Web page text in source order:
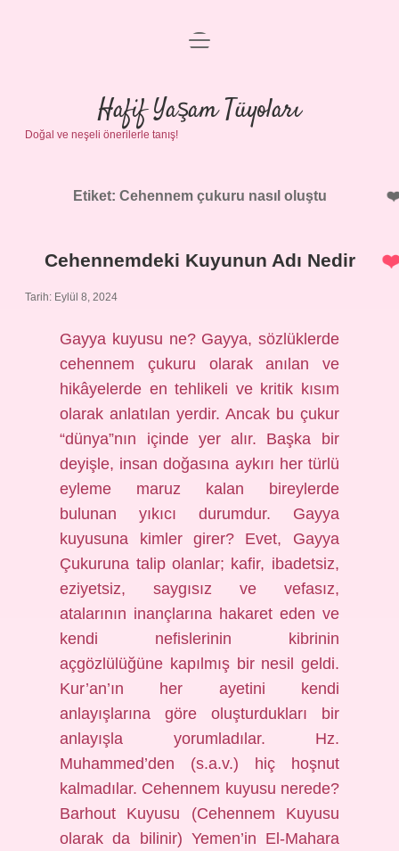
Anasayfa
Gizlilik Politikası
Yasal Uyarı
menüyü
Hafif Yaşam Tüyoları
Doğal ve neşeli önerilerle tanış!
Etiket: Cehennem çukuru nasıl oluştu
Cehennemdeki Kuyunun Adı Nedir
Tarih: Eylül 8, 2024
Gayya kuyusu ne? Gayya, sözlüklerde
cehennem çukuru olarak anılan ve
hikâyelerde en tehlikeli ve kritik kısım
olarak anlatılan yerdir. Ancak bu çukur
“dünya”nın içinde yer alır. Başka bir
deyişle, insan doğasına aykırı her türlü
eyleme maruz kalan bireylerde
bulunan yıkıcı durumdur. Gayya
kuyusuna kimler girer? Evet, Gayya
Çukuruna talip olanlar; kafir, ibadetsiz,
eziyetsiz, saygısız ve vefasız,
atalarının inançlarına hakaret eden ve
kendi nefislerinin kibrinin
açgözlülüğüne kapılmış bir nesil geldi.
Kur’an’ın her ayetini kendi
anlayışlarına göre oluşturdukları bir
anlayışla yorumladılar. Hz.
Muhammed’den (s.a.v.) hiç hoşnut
kalmadılar. Cehennem kuyusu nerede?
Barhout Kuyusu (Cehennem Kuyusu
olarak da bilinir) Yemen’in El-Mahara